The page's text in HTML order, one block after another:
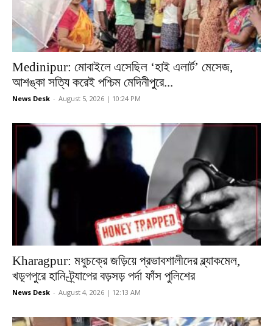
Medinipur: মোবাইলে এসেছিল ‘হাই এলার্ট’ মেসেজ,
আশঙ্কা সত্যি করেই পশ্চিম মেদিনীপুরে...
News Desk - August 5, 2026 | 10:24 PM
Kharagpur: মধুচক্রে জড়িয়ে প্রভাবশালীদের ব্ল্যাকমেল,
খড়্গপুরে হানি-ট্র্যাপের বড়সড় পর্দা ফাঁস পুলিশের
News Desk - August 4, 2026 | 12:13 AM